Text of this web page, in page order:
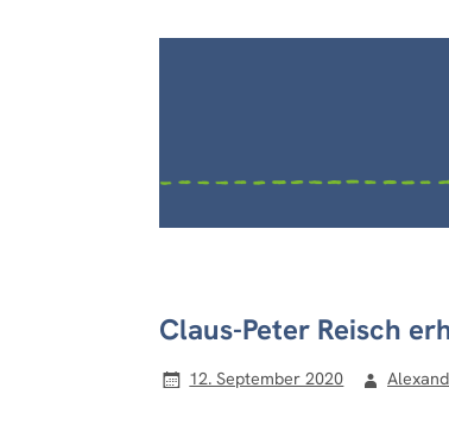
Claus-Peter Reisch
12. September 2020